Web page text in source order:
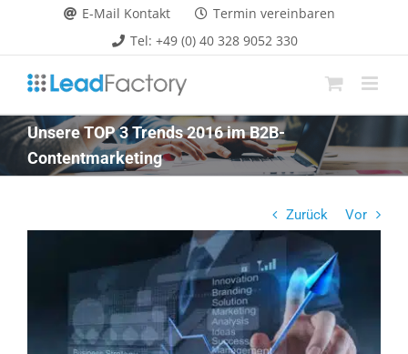
springen
E-Mail Kontakt
Termin vereinbaren
Tel: +49 (0) 40 328 9052 330
Unsere TOP 3 Trends 2016 im B2B-
Contentmarketing
Zurück
Vor